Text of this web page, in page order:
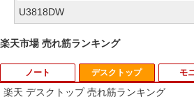
U3818DW
楽天市場 売れ筋ランキング
ノート デスクトップ
楽天 デスクトップ 売れ筋ランキング
モ